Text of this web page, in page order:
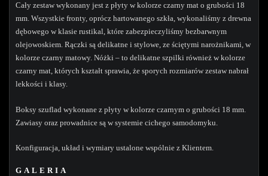
Cały zestaw wykonany jest z płyty w kolorze czarny mat o grubości 18
mm. Wszystkie fronty, oprócz hartowanego szkła, wykonaliśmy z drewna
dębowego w klasie rustikal, które zabezpieczyliśmy bezbarwnym
olejowoskiem. Rączki są delikatne i stylowe, ze ściętymi narożnikami, w
kolorze czarny matowy. Nóżki – to delikatne szpilki również w kolorze
czarny mat, których kształt sprawia, że sporych rozmiarów zestaw nabrał
lekkości i klasy.
Boksy szuflad wykonane z płyty w kolorze czarnym o grubości 18 mm.
Zawiasy oraz prowadnice są w systemie cichego samodomyku.
Konfiguracja, układ i wymiary ustalone wspólnie z Klientem.
GALERIA